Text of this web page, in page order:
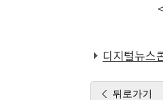
디지털뉴스
뒤로가기